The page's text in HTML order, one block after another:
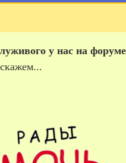
у нас на